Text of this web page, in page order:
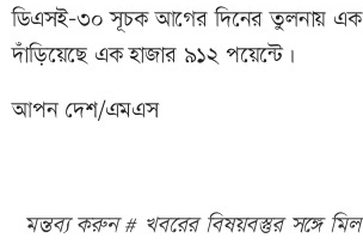
ডিএসই-৩০ সূচক আগের দিনের তুলনায় এক
দাঁড়িয়েছে এক হাজার ৯১২ পয়েন্টে।
আপন দেশ/এমএস
মন্তব্য করুন # খবরের বিষয়বস্তুর সঙ্গে